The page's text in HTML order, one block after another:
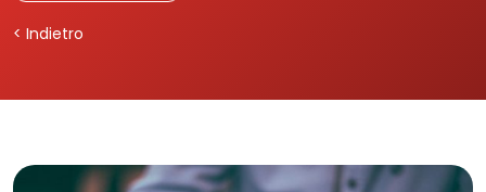
< Indietro